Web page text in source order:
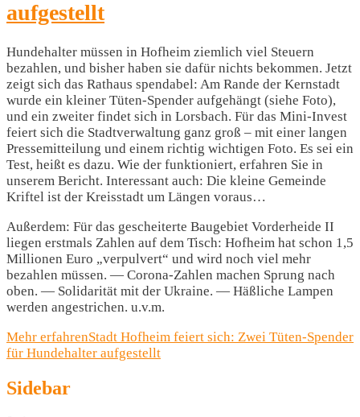
aufgestellt
Hundehalter müssen in Hofheim ziemlich viel Steuern
bezahlen, und bisher haben sie dafür nichts bekommen. Jetzt
zeigt sich das Rathaus spendabel: Am Rande der Kernstadt
wurde ein kleiner Tüten-Spender aufgehängt (siehe Foto),
und ein zweiter findet sich in Lorsbach. Für das Mini-Invest
feiert sich die Stadtverwaltung ganz groß – mit einer langen
Pressemitteilung und einem richtig wichtigen Foto. Es sei ein
Test, heißt es dazu. Wie der funktioniert, erfahren Sie in
unserem Bericht. Interessant auch: Die kleine Gemeinde
Kriftel ist der Kreisstadt um Längen voraus…
Außerdem: Für das gescheiterte Baugebiet Vorderheide II
liegen erstmals Zahlen auf dem Tisch: Hofheim hat schon 1,5
Millionen Euro „verpulvert“ und wird noch viel mehr
bezahlen müssen. — Corona-Zahlen machen Sprung nach
oben. — Solidarität mit der Ukraine. — Häßliche Lampen
werden angestrichen. u.v.m.
Mehr erfahrenStadt Hofheim feiert sich: Zwei Tüten-Spender
für Hundehalter aufgestellt
Sidebar